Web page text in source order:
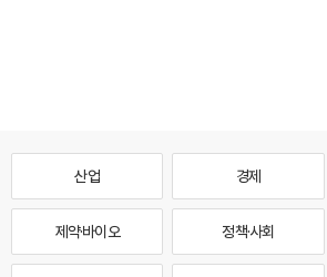
산업 경제
제약·바이오 정책·사회